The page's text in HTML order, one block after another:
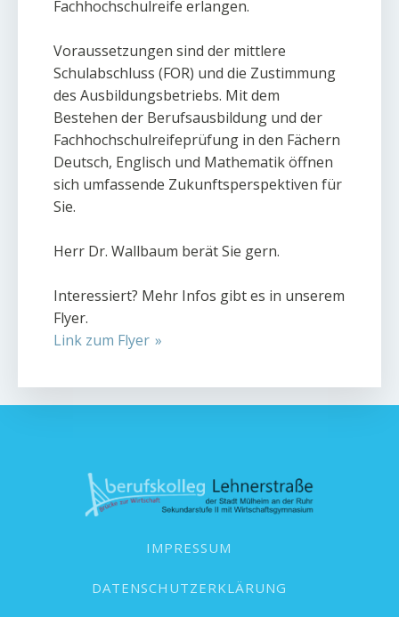
Fachhochschulreife erlangen.
Voraussetzungen sind der mittlere
Schulabschluss (FOR) und die Zustimmung
des Ausbildungsbetriebs. Mit dem
Bestehen der Berufsausbildung und der
Fachhochschulreifeprüfung in den Fächern
Deutsch, Englisch und Mathematik öffnen
sich umfassende Zukunftsperspektiven für
Sie.
Herr Dr. Wallbaum berät Sie gern.
Interessiert? Mehr Infos gibt es in unserem
Flyer.
Link zum Flyer
IMPRESSUM
DATENSCHUTZERKLÄRUNG